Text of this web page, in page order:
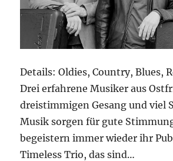
Details: Oldies, Country, Blues,
Drei erfahrene Musiker aus
dreistimmigen Gesang und viel
Musik sorgen für gute
begeistern immer wieder ihr
Timeless Trio, das sind…